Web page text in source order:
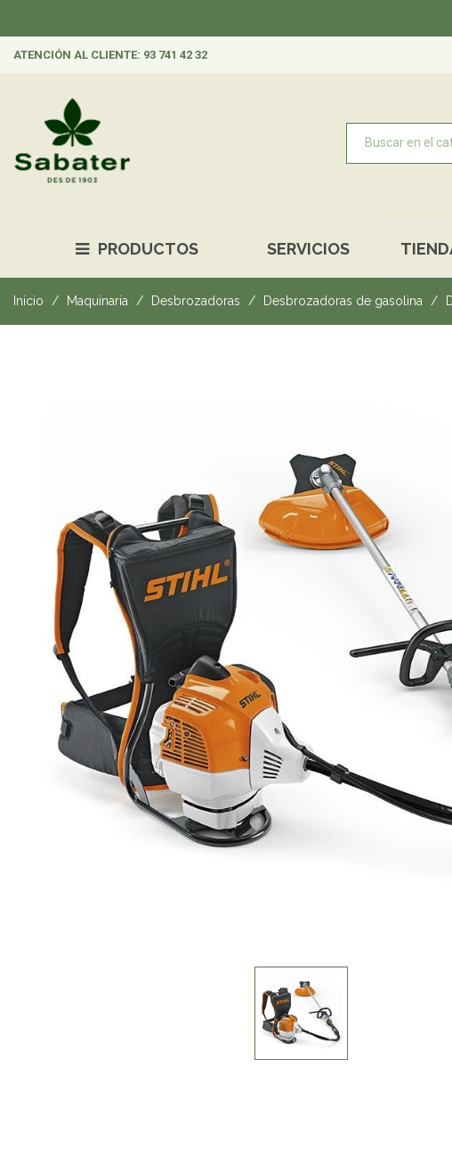
ATENCIÓN AL CLIENTE: 93 741 42 32
PRODUCTOS SERVICIOS
Inicio Maquinaria Desbrozadoras Desbrozadoras de gasolina